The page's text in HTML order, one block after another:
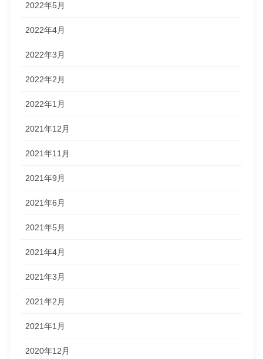
2022年5月
2022年4月
2022年3月
2022年2月
2022年1月
2021年12月
2021年11月
2021年9月
2021年6月
2021年5月
2021年4月
2021年3月
2021年2月
2021年1月
2020年12月